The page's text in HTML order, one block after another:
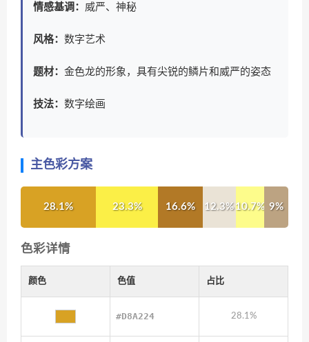
情感基调： 威严、神秘
风格： 数字艺术
题材： 金色龙的形象，具有尖锐的鳞片和威严的姿态
技法： 数字绘画
主色彩方案
28.1% 23.3% 16.6% 12.3%10.7% 9%
色彩详情
颜色 色值 占比
#D8A224 28.1%